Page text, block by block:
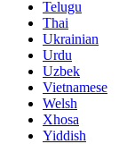
Telugu
Thai
Ukrainian
Urdu
Uzbek
Vietnamese
Welsh
Xhosa
Yiddish